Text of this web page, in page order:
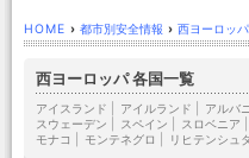
HOME › 都市別安全情報 › 西ヨーロッパ
西ヨーロッパ 各国一覧
アイスランド アイルランド アルバ
スウェーデン
スペイン スロベニア
モナコ
モンテネグロ リヒテンシュ